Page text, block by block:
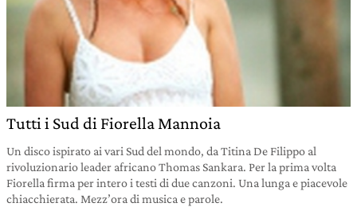
Tutti i Sud di Fiorella Mannoia
Un disco ispirato ai vari Sud del mondo, da Titina De Filippo al
rivoluzionario leader africano Thomas Sankara. Per la prima volta
Fiorella firma per intero i testi di due canzoni. Una lunga e piacevole
chiacchierata. Mezz’ora di musica e parole.